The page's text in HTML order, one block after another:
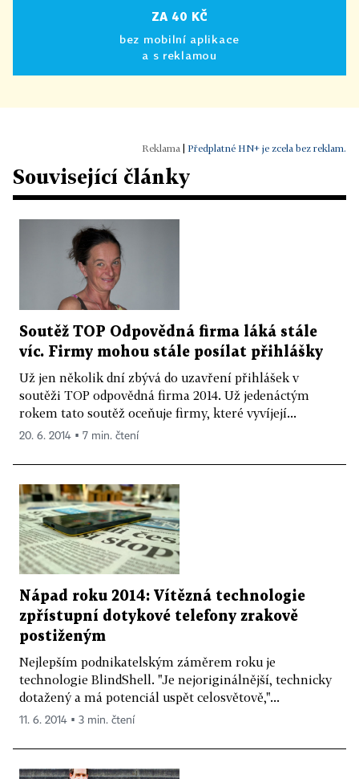
ZA 40 KČ
bez mobilní aplikace
a s reklamou
Předplatné HN+ je zcela bez reklam.
Související články
Soutěž TOP Odpovědná firma láká stále
víc. Firmy mohou stále posílat přihlášky
Už jen několik dní zbývá do uzavření přihlášek v
soutěži TOP odpovědná firma 2014. Už jedenáctým
rokem tato soutěž oceňuje firmy, které vyvíjejí...
20. 6. 2014 ▪ 7 min. čtení
Nápad roku 2014: Vítězná technologie
zpřístupní dotykové telefony zrakově
postiženým
Nejlepším podnikatelským záměrem roku je
technologie BlindShell. "Je nejoriginálnější, technicky
dotažený a má potenciál uspět celosvětově,"...
11. 6. 2014 ▪ 3 min. čtení